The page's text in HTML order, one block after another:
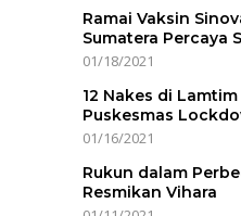
Ramai Vaksin
Sumatera Percaya
01/18/2021
12 Nakes di
Puskesmas
01/16/2021
Rukun dalam
Resmikan Vihara